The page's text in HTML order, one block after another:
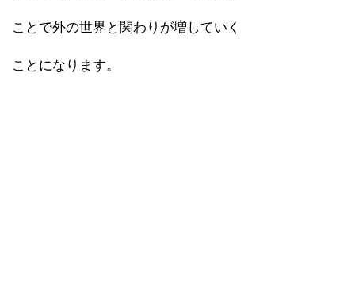
ことで外の世界と関わりが増していく
ことになります。